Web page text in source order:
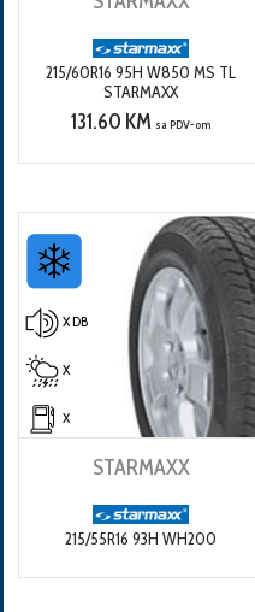
215/60R16 95H W850 MS TL
STARMAXX
131.60 KM sa PDV-om
X DB
X
X
STARMAXX
215/55R16 93H WH200